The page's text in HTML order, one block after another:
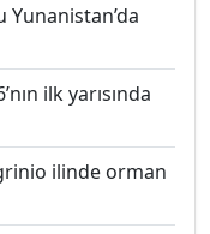
Yunanistan’da
ilk yarısında
ilinde orman